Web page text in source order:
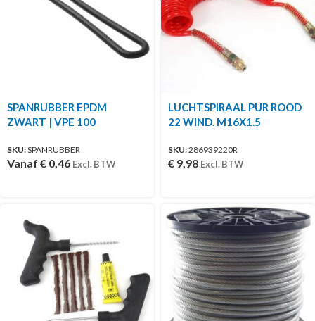
SPANRUBBER EPDM
ZWART | VPE 100
SKU:SPANRUBBER
Vanaf € 0,46 Excl. BTW
LUCHTSPIRAAL PUR ROOD
22 WIND. M16X1.5
SKU:286939220R
€ 9,98 Excl. BTW